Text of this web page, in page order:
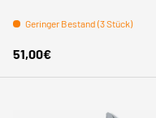
Geringer Bestand (3 Stück)
Normaler Preis
51,00€